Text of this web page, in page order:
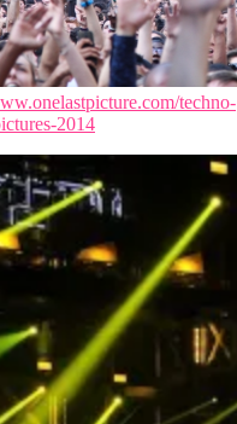
techno-
2014